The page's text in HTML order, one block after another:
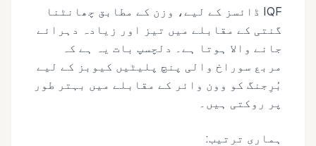
IQF ڈائسز کے لیے، وزن کے مطابق چھانٹنا
گنتی کے مقابلے میں تیز اور زیادہ دہرائے
جانے والا ہوتا ہے۔ دلچسپ بات یہ ہے کہ
مربع سوراخ والی پنچ پلیٹیں کیوبز کے لیے
بُرِجنگ کو وون وائر کے مقابلے میں بہتر طور
پر روکتی ہیں۔
ہماری ترتیب: